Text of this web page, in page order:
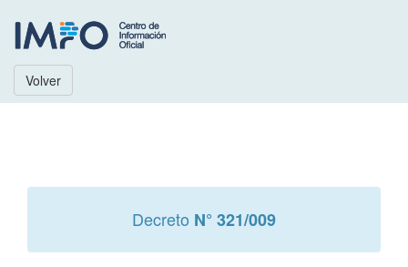
Volver
Decreto N° 321/009